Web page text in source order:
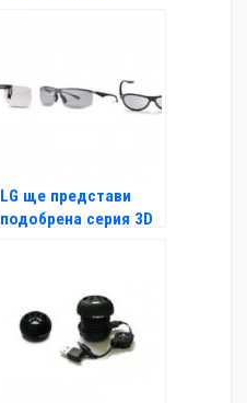
LG ще представи
подобрена серия 3D